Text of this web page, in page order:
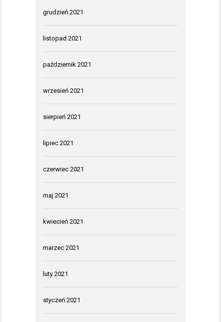
grudzień 2021
listopad 2021
październik 2021
wrzesień 2021
sierpień 2021
lipiec 2021
czerwiec 2021
maj 2021
kwiecień 2021
marzec 2021
luty 2021
styczeń 2021